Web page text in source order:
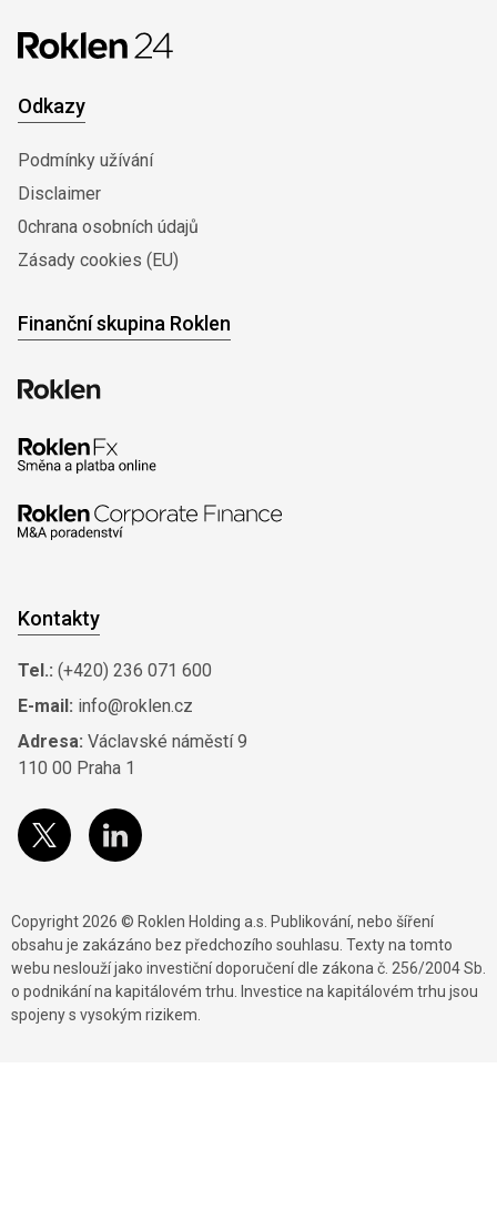
Odkazy
Podmínky užívání
Disclaimer
0chrana osobních údajů
Zásady cookies (EU)
Finanční skupina Roklen
Kontakty
Tel.: (+420) 236 071 600
E-mail: info@roklen.cz
Adresa: Václavské náměstí 9
110 00 Praha 1
Copyright 2026 © Roklen Holding a.s. Publikování, nebo šíření
obsahu je zakázáno bez předchozího souhlasu. Texty na tomto
webu neslouží jako investiční doporučení dle zákona č. 256/2004 Sb.
o podnikání na kapitálovém trhu. Investice na kapitálovém trhu jsou
spojeny s vysokým rizikem.